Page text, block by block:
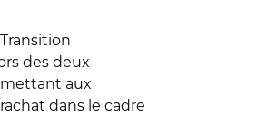
des deux
aux
dans le cadre